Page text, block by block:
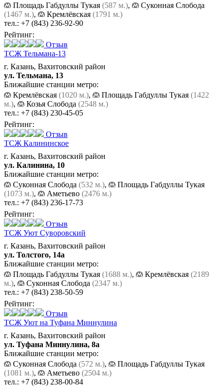
Площадь Габдуллы Тукая (587 м.),
Суконная Слобода
(1467 м.), Кремлёвская (1791 м.)
тел.: +7 (843) 236-92-90
Рейтинг:
Отзыв
ТСЖ Тельмана-13
г. Казань, Вахитовский район
ул. Тельмана, 13
Ближайшие станции метро:
Кремлёвская (1020 м.), Площадь Габдуллы Тукая (1422
м.), Козья Слобода (2548 м.)
тел.: +7 (843) 230-45-05
Рейтинг:
Отзыв
ТСЖ Калининское
г. Казань, Вахитовский район
ул. Калинина, 10
Ближайшие станции метро:
Суконная Слобода (532 м.),
Площадь Габдуллы Тукая
(1073 м.), Аметьево (2476 м.)
тел.: +7 (843) 236-17-73
Рейтинг:
Отзыв
ТСЖ Уют Суворовский
г. Казань, Вахитовский район
ул. Толстого, 14а
Ближайшие станции метро:
Площадь Габдуллы Тукая (1688 м.), Кремлёвская (2189
м.), Суконная Слобода (2347 м.)
тел.: +7 (843) 238-50-59
Рейтинг:
Отзыв
ТСЖ Уют на Туфана Миннулина
г. Казань, Вахитовский район
ул. Туфана Миннулина, 8а
Ближайшие станции метро:
Суконная Слобода (572 м.),
Площадь Габдуллы Тукая
(1081 м.), Аметьево (2504 м.)
тел.: +7 (843) 238-00-84